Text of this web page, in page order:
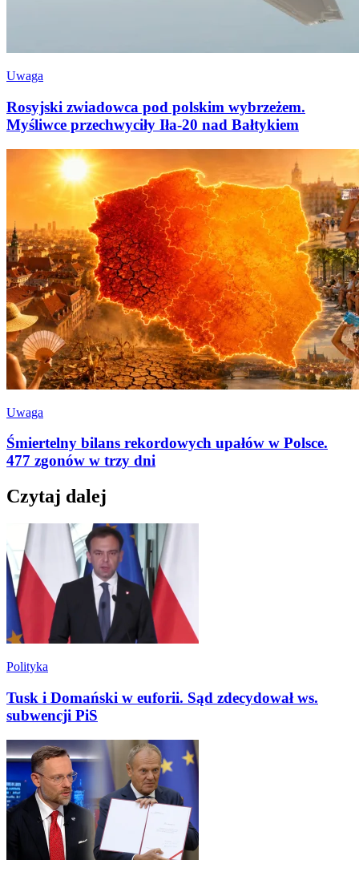
Uwaga
Rosyjski zwiadowca pod polskim wybrzeżem.
Myśliwce przechwyciły Iła-20 nad Bałtykiem
Uwaga
Śmiertelny bilans rekordowych upałów w Polsce.
477 zgonów w trzy dni
Czytaj dalej
Polityka
Tusk i Domański w euforii. Sąd zdecydował ws.
subwencji PiS